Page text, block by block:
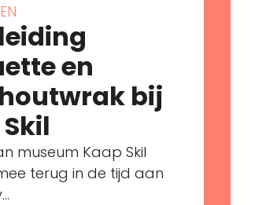
en
bij
museum Kaap Skil
terug in de tijd aan